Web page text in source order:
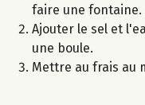
faire une fontaine.
Ajouter le sel et
une boule.
Mettre au frais au